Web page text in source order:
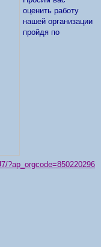
оценить работу
нашей организации
пройдя по
?ap_orgcode=850220296